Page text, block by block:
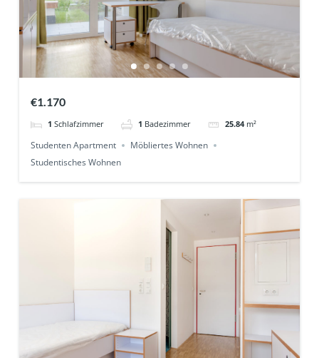
€1.170
1 Schlafzimmer 1 Badezimmer 25.84 m²
Studenten Apartment
Möbliertes Wohnen
Studentisches Wohnen